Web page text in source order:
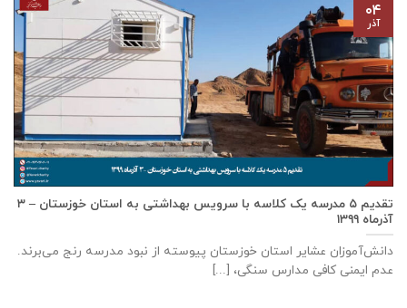
تقدیم ۵ مدرسه یک کلاسه با سرويس بهداشتی به استان خوزستان – ۳
آذر‌ماه ۱۳۹۹
دانش‌آموزان عشایر استان خوزستان پيوسته از نبود مدرسه رنج می‌برند.
عدم ایمنی کافی مدارس سنگی، [...]
۰۴
آذر